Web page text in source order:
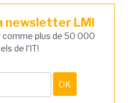
newsletter LMI
plus de 50 000
de l'IT!